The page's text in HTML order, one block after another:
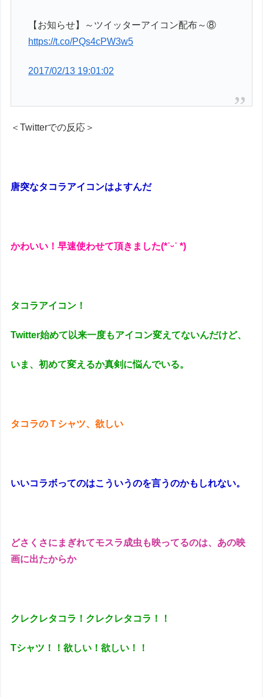
【お知らせ】～ツイッターアイコン配布～⑧
https://t.co/PQs4cPW3w5
2017/02/13 19:01:02
＜Twitterでの反応＞
唐突なタコラアイコンはよすんだ
かわいい！早速使わせて頂きました(*˙ᵕ˙ *)
タコラアイコン！
Twitter始めて以来一度もアイコン変えてないんだけど、
いま、初めて変えるか真剣に悩んでいる。
タコラのＴシャツ、欲しい
いいコラボってのはこういうのを言うのかもしれない。
どさくさにまぎれてモスラ成虫も映ってるのは、あの映
画に出たからか
クレクレタコラ！クレクレタコラ！！
Tシャツ！！欲しい！欲しい！！